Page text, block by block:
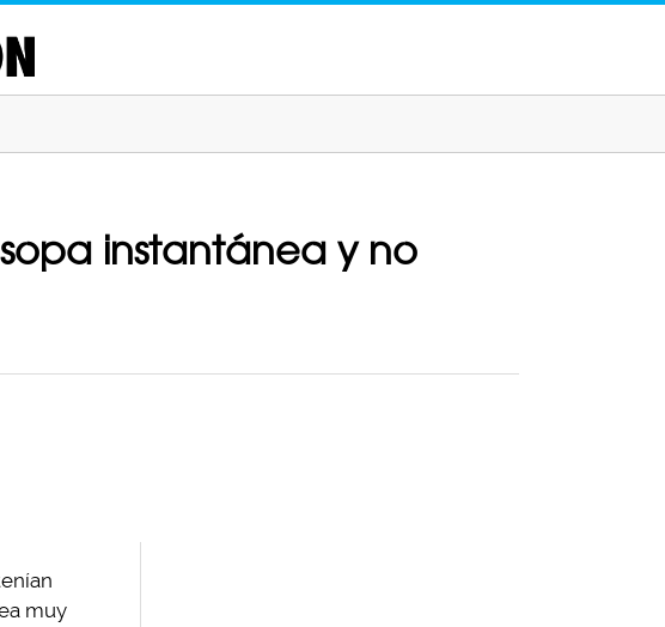
instantánea y no
muy